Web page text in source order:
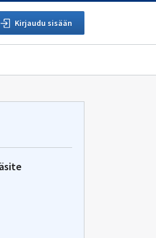
Kirjaudu sisään